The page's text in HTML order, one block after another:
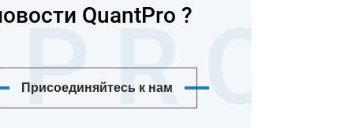
QuantPro ?
Присоединяйтесь к нам